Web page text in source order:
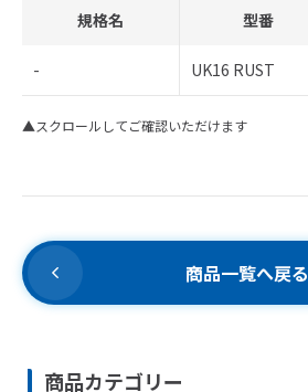
規格名 型番
- UK16 RUST
▲スクロールしてご確認いただけます
商品一覧へ戻る
商品カテゴリー